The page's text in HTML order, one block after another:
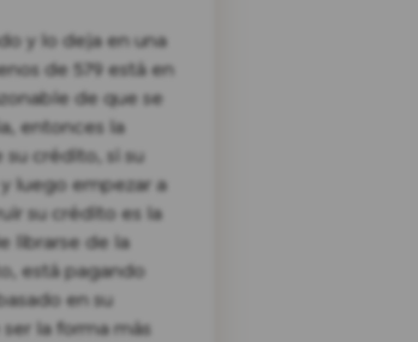
y lo deja en una
de 579 está en
de que se
entonces la
crédito, si su
luego empezar a
su crédito es la
librarse de la
está pagando
en su
la forma más